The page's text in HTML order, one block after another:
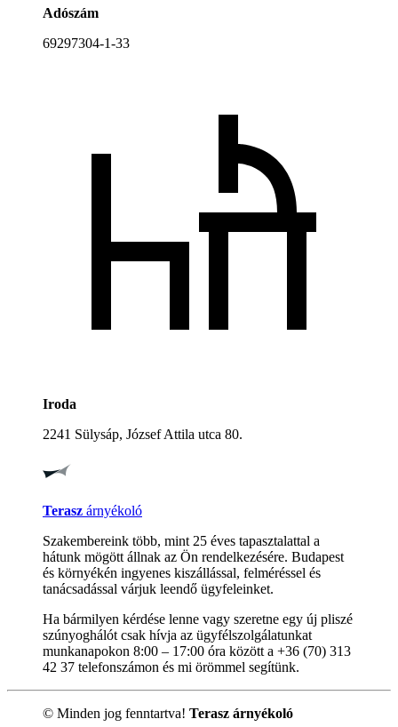
Adószám
69297304-1-33
Iroda
2241 Sülysáp, József Attila utca 80.
Terasz árnyékoló
Szakembereink több, mint 25 éves tapasztalattal a
hátunk mögött állnak az Ön rendelkezésére. Budapest
és környékén ingyenes kiszállással, felméréssel és
tanácsadással várjuk leendő ügyfeleinket.
Ha bármilyen kérdése lenne vagy szeretne egy új pliszé
szúnyoghálót csak hívja az ügyfélszolgálatunkat
munkanapokon 8:00 – 17:00 óra között a +36 (70) 313
42 37 telefonszámon és mi örömmel segítünk.
© Minden jog fenntartva! Terasz árnyékoló